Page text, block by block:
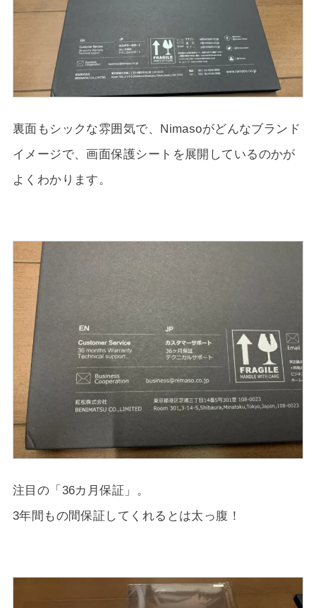
裏面もシックな雰囲気で、Nimasoがどんなブランド
イメージで、画面保護シートを展開しているのかが
よくわかります。
注目の「36カ月保証」。
3年間もの間保証してくれるとは太っ腹！